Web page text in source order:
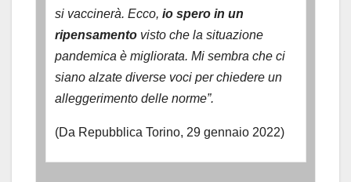
si vaccinerà. Ecco, io spero in un
ripensamentovisto che la situazione
pandemica è migliorata. Mi sembra che ci
siano alzate diverse voci per chiedere un
alleggerimento delle norme”.
(Da Repubblica Torino, 29 gennaio 2022)